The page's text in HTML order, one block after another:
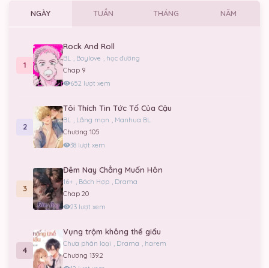
NGÀY TUẦN THÁNG NĂM
1
Rock And Roll
BL Boylove
học đường
Chap 9
652 lượt xem
2
Tôi Thích Tin Tức Tố Của Cậu
BL Lãng mạn
Manhua BL
Chương 105
38 lượt xem
3
Đêm Nay Chẳng Muốn Hôn
16+ Bách Hợp
Drama
Chap 20
23 lượt xem
4
Vụng trộm không thể giấu
Chưa phân loại Drama
harem
Chương 139.2